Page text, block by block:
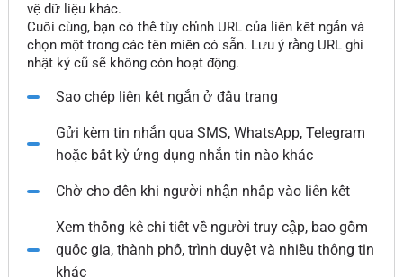
vệ dữ liệu khác.
Cuối cùng, bạn có thể tùy chỉnh URL của liên kết ngắn và
chọn một trong các tên miền có sẵn. Lưu ý rằng URL ghi
nhật ký cũ sẽ không còn hoạt động.
Sao chép liên kết ngắn ở đầu trang
Gửi kèm tin nhắn qua SMS, WhatsApp, Telegram
hoặc bất kỳ ứng dụng nhắn tin nào khác
Chờ cho đến khi người nhận nhấp vào liên kết
Xem thống kê chi tiết về người truy cập, bao gồm
quốc gia, thành phố, trình duyệt và nhiều thông tin
khác